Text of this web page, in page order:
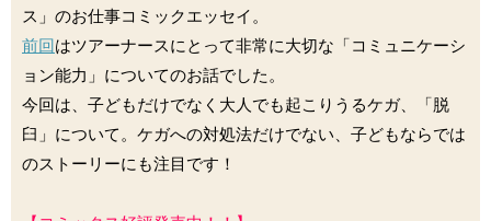
ス」のお仕事コミックエッセイ。
前回はツアーナースにとって非常に大切な「コミュニケーシ
ョン能力」についてのお話でした。
今回は、子どもだけでなく大人でも起こりうるケガ、「脱
臼」について。ケガへの対処法だけでない、子どもならでは
のストーリーにも注目です！